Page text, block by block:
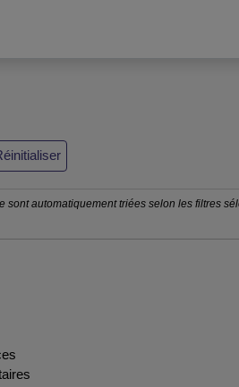
sont automatiquement triées selon les filtres